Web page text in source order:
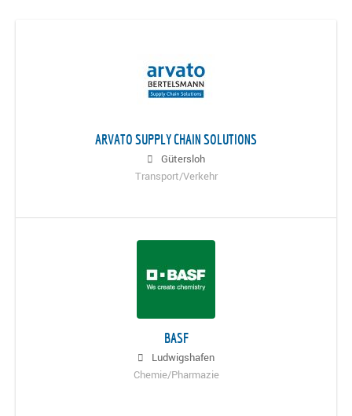
ARVATO SUPPLY CHAIN SOLUTIONS
Gütersloh
Transport/Verkehr
BASF
Ludwigshafen
Chemie/Pharmazie